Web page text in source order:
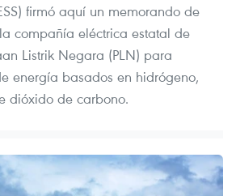
firmó aquí un memorando de
compañía eléctrica estatal de
Listrik Negara (PLN) para
energía basados en hidrógeno,
dióxido de carbono.